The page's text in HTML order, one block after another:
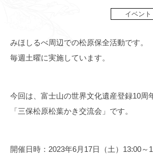
イベント
みほしるべ周辺での松原保全活動です。
毎週土曜に実施しています。
今回は、富士山の世界文化遺産登録10周
「三保松原松葉かき交流会」です。
開催日時：2023年6月17日（土）13:00～